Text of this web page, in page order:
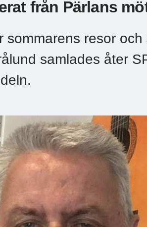
från Pärlans
sommarens resor
samlades åter